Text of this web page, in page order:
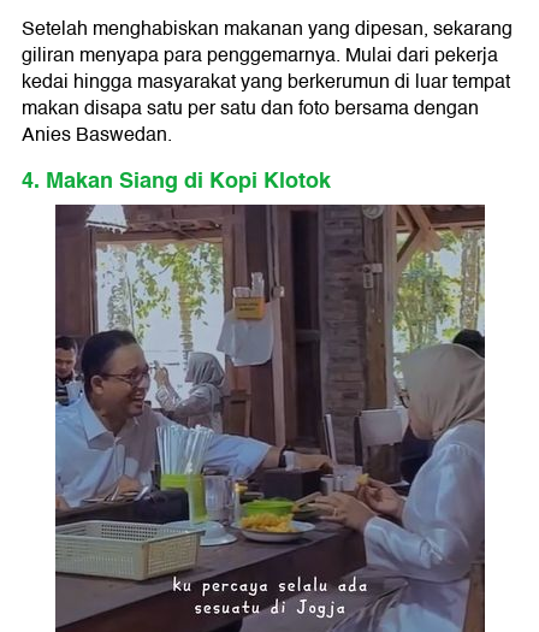
Setelah menghabiskan makanan yang dipesan, sekarang
giliran menyapa para penggemarnya. Mulai dari pekerja
kedai hingga masyarakat yang berkerumun di luar tempat
makan disapa satu per satu dan foto bersama dengan
Anies Baswedan.
4. Makan Siang di Kopi Klotok